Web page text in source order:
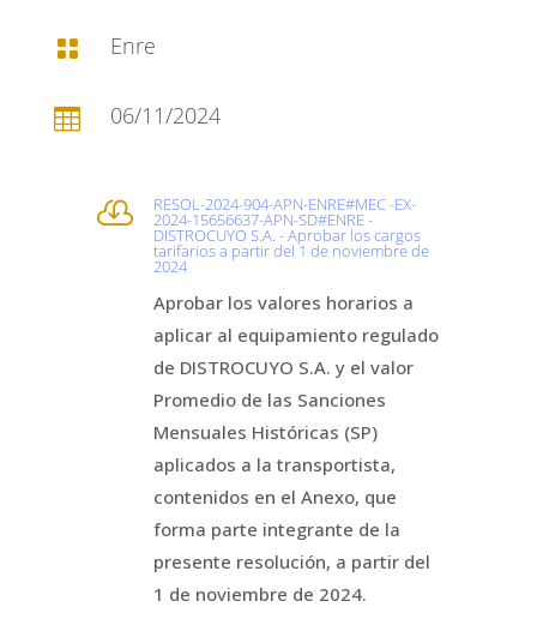
 Enre
 06/11/2024
 RESOL-2024-904-APN-ENRE#MEC -EX-
2024-15656637-APN-SD#ENRE -
DISTROCUYO S.A. - Aprobar los cargos
tarifarios a partir del 1 de noviembre de
2024
Aprobar los valores horarios a
aplicar al equipamiento regulado
de DISTROCUYO S.A. y el valor
Promedio de las Sanciones
Mensuales Históricas (SP)
aplicados a la transportista,
contenidos en el Anexo, que
forma parte integrante de la
presente resolución, a partir del
1 de noviembre de 2024.